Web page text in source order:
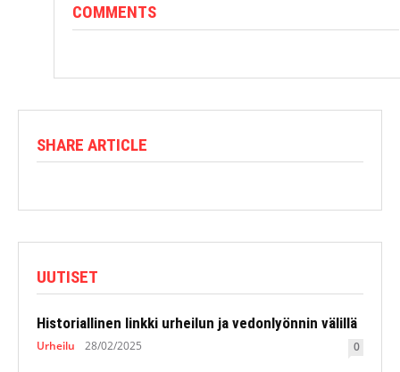
COMMENTS
SHARE ARTICLE
UUTISET
Historiallinen linkki urheilun ja vedonlyönnin välillä
Urheilu 28/02/2025 0